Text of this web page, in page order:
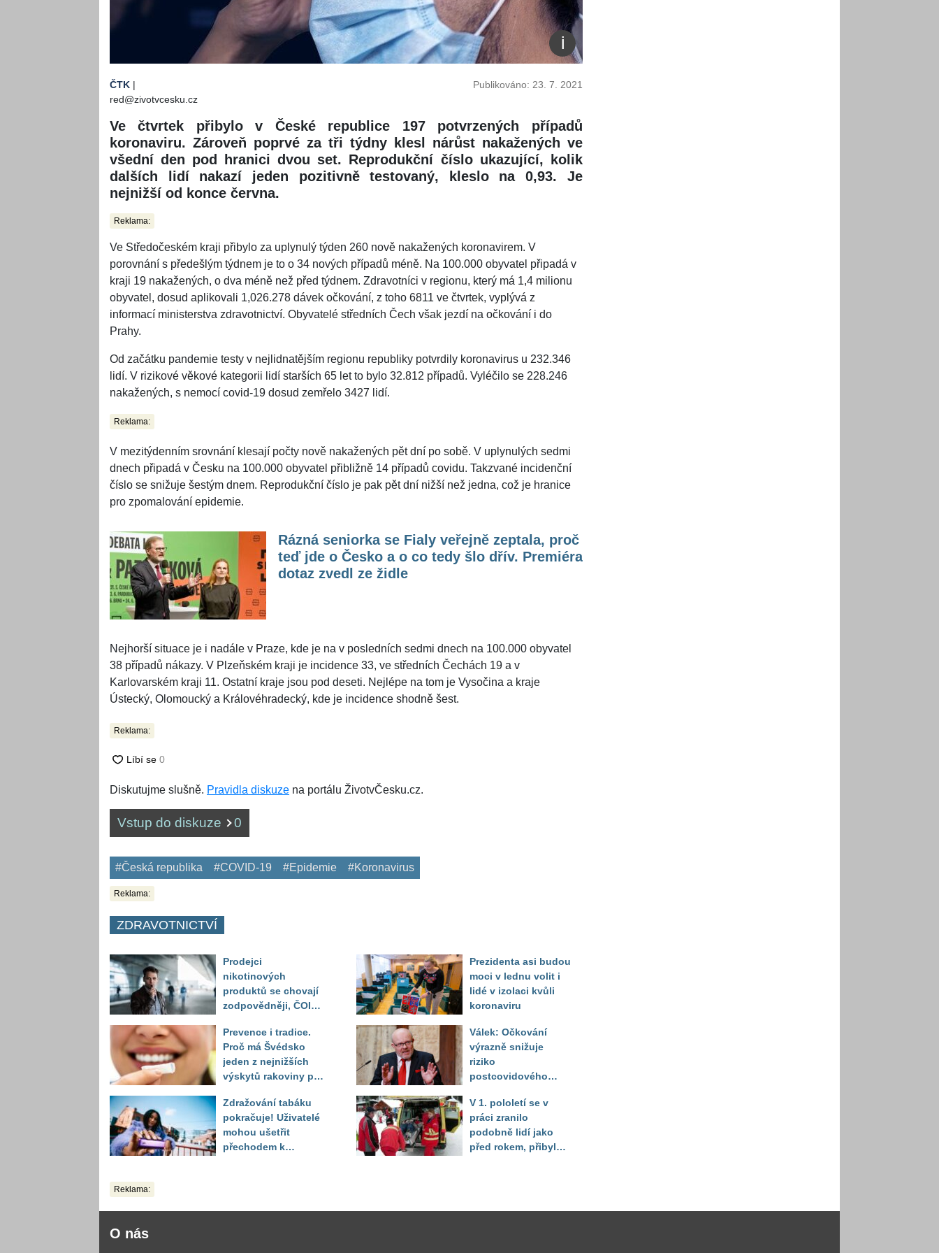
ČTK |
red@zivotvcesku.cz
Publikováno: 23. 7. 2021
Ve čtvrtek přibylo v České republice 197 potvrzených případů
koronaviru. Zároveň poprvé za tři týdny klesl nárůst nakažených ve
všední den pod hranici dvou set. Reprodukční číslo ukazující, kolik
dalších lidí nakazí jeden pozitivně testovaný, kleslo na 0,93. Je
nejnižší od konce června.
Reklama:
Ve Středočeském kraji přibylo za uplynulý týden 260 nově nakažených koronavirem. V
porovnání s předešlým týdnem je to o 34 nových případů méně. Na 100.000 obyvatel připadá v
kraji 19 nakažených, o dva méně než před týdnem. Zdravotníci v regionu, který má 1,4 milionu
obyvatel, dosud aplikovali 1,026.278 dávek očkování, z toho 6811 ve čtvrtek, vyplývá z
informací ministerstva zdravotnictví. Obyvatelé středních Čech však jezdí na očkování i do
Prahy.
Od začátku pandemie testy v nejlidnatějším regionu republiky potvrdily koronavirus u 232.346
lidí. V rizikové věkové kategorii lidí starších 65 let to bylo 32.812 případů. Vyléčilo se 228.246
nakažených, s nemocí covid-19 dosud zemřelo 3427 lidí.
Reklama:
V mezitýdenním srovnání klesají počty nově nakažených pět dní po sobě. V uplynulých sedmi
dnech připadá v Česku na 100.000 obyvatel přibližně 14 případů covidu. Takzvané incidenční
číslo se snižuje šestým dnem. Reprodukční číslo je pak pět dní nižší než jedna, což je hranice
pro zpomalování epidemie.
Rázná seniorka se Fialy veřejně zeptala, proč
teď jde o Česko a o co tedy šlo dřív. Premiéra
dotaz zvedl ze židle
Nejhorší situace je i nadále v Praze, kde je na v posledních sedmi dnech na 100.000 obyvatel
38 případů nákazy. V Plzeňském kraji je incidence 33, ve středních Čechách 19 a v
Karlovarském kraji 11. Ostatní kraje jsou pod deseti. Nejlépe na tom je Vysočina a kraje
Ústecký, Olomoucký a Královéhradecký, kde je incidence shodně šest.
Reklama:
Diskutujme slušně. Pravidla diskuze na portálu ŽivotvČesku.cz.
Vstup do diskuze 0
#Česká republika #COVID-19 #Epidemie #Koronavirus
Reklama:
ZDRAVOTNICTVÍ
Prodejci
nikotinových
produktů se chovají
zodpovědněji, ČOI
problém v prodeji
alkoholu mladistvým
Prevence i tradice.
Proč má Švédsko
jeden z nejnižších
výskytů rakoviny plic
Zdražování tabáku
pokračuje! Uživatelé
mohou ušetřit
přechodem k
Prezidenta asi budou
moci v lednu volit i
lidé v izolaci kvůli
koronaviru
Válek: Očkování
výrazně snižuje
riziko
postcovidového
V 1. pololetí se v
práci zranilo
podobně lidí jako
před rokem, přibylo
Reklama:
O nás